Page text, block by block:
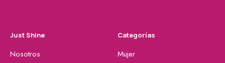
Just Shine
Nosotros
Categorías
Mujer